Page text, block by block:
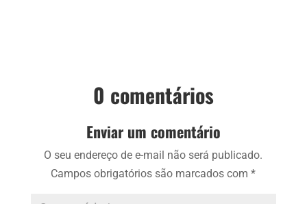
0 comentários
Enviar um comentário
O seu endereço de e-mail não será publicado.
Campos obrigatórios são marcados com*